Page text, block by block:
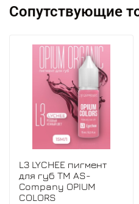
Сопутствующие
L3 LYCHEE пигмент
для губ TM AS-
Company OPIUM
COLORS